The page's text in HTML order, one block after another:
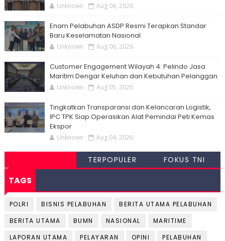
Unknown Aug 06, 2026
Enam Pelabuhan ASDP Resmi Terapkan Standar
Baru Keselamatan Nasional
Unknown Aug 06, 2026
Customer Engagement Wilayah 4: Pelindo Jasa
Maritim Dengar Keluhan dan Kebutuhan Pelanggan
Unknown Aug 05, 2026
Tingkatkan Transparansi dan Kelancaran Logistik,
IPC TPK Siap Operasikan Alat Pemindai Peti Kemas
Ekspor
Unknown Aug 04, 2026
TERPOPULER FOKUS TNI
TAGS
POLRI BISNIS PELABUHAN
BERITA UTAMA PELABUHAN
BERITA UTAMA
BUMN NASIONAL
MARITIME
LAPORAN UTAMA
PELAYARAN OPINI
PELABUHAN